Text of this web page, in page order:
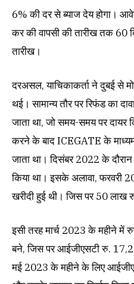
6% की दर से ब्याज देय होगा।
कर की वापसी की तारीख तक 60
तारीख।
दरअसल, याचिकाकर्ता ने दुबई से
थई। सामान्य तौर पर रिफंड का
जाता था, जो समय-समय पर दायर
करने के बाद ICEGATE के माध्यम
जाता था। दिसंबर 2022 के
किया था। इसके अलावा, फरवरी
खरीदी हुई थी। जिस पर 50 लाख
इसी तरह मार्च 2023 के महीने में
बने, जिस पर आईजीएसटी रु.
मई 2023 के महीने के लिए